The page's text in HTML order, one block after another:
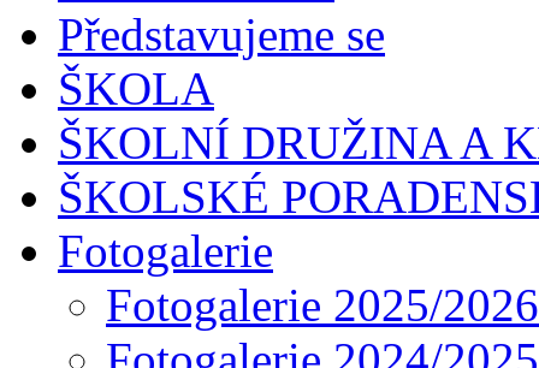
Představujeme se
ŠKOLA
ŠKOLNÍ DRUŽINA A
ŠKOLSKÉ
Fotogalerie
Fotogalerie 2025/2026